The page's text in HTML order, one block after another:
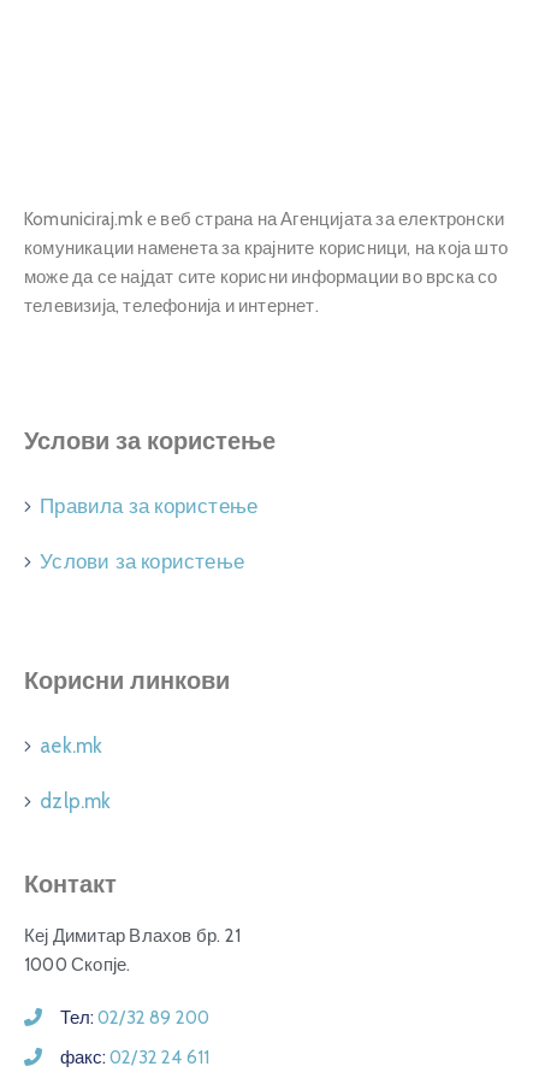
Komuniciraj.mk е веб страна на Агенцијата за електронски
комуникации наменета за крајните корисници, на која што
може да се најдат сите корисни информации во врска со
телевизија, телефонија и интернет.
Услови за користење
Правила за користење
Услови за користење
Корисни линкови
aek.mk
dzlp.mk
Контакт
Кеј Димитар Влахов бр. 21
1000 Скопје.
Тел: 02/32 89 200
факс: 02/32 24 611